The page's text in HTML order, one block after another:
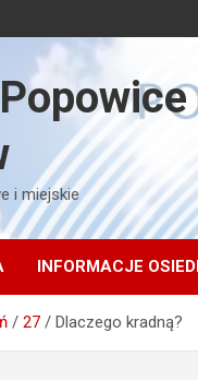
i miejskie
INFORMACJE
27 Dlaczego kradną?